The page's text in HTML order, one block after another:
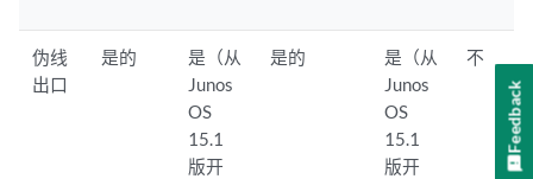
伪线
出口
是的
是（从
Junos
OS
15.1
版开
是的
是（从
Junos
OS
15.1
版开
不
Feedback